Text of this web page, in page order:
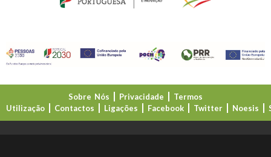
Sobre Nós Privacidade
Termos
Utilização
Contactos Ligações Facebook Twitter Noesis